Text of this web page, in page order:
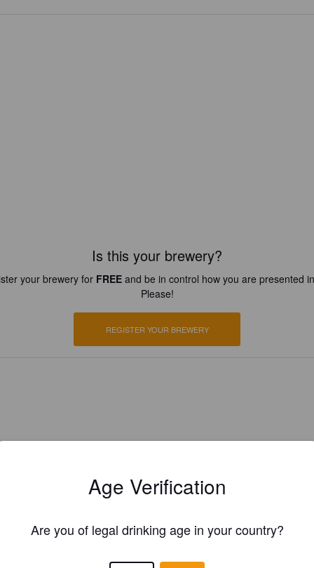
Is this your brewery?
your brewery for FREEand be in control how you are presented
Please!
REGISTER YOUR BREWERY
Age Verification
Are you of legal drinking age in your country?